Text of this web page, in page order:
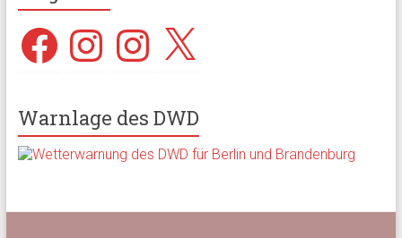
FacebookInstagramInstagram
X
Warnlage des DWD